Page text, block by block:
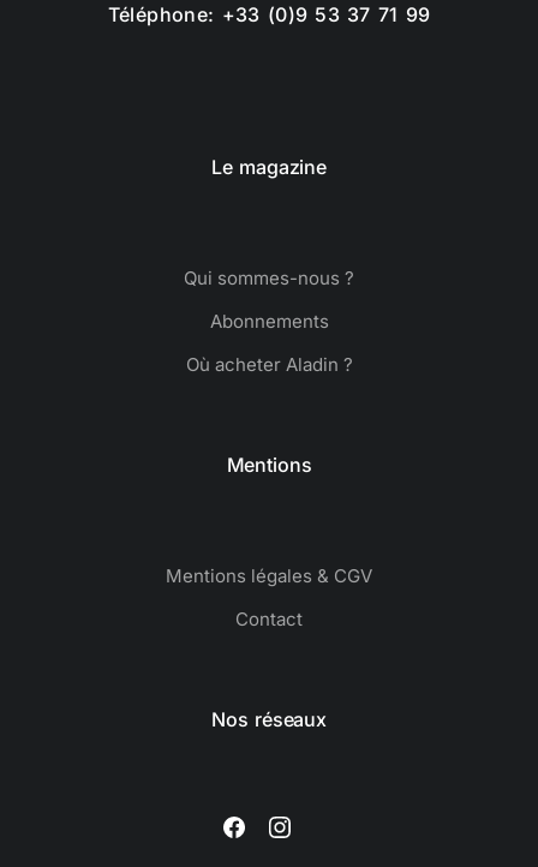
Téléphone: +33 (0)9 53 37 71 99
Le magazine
Qui sommes-nous ?
Abonnements
Où acheter Aladin ?
Mentions
Mentions légales & CGV
Contact
Nos réseaux